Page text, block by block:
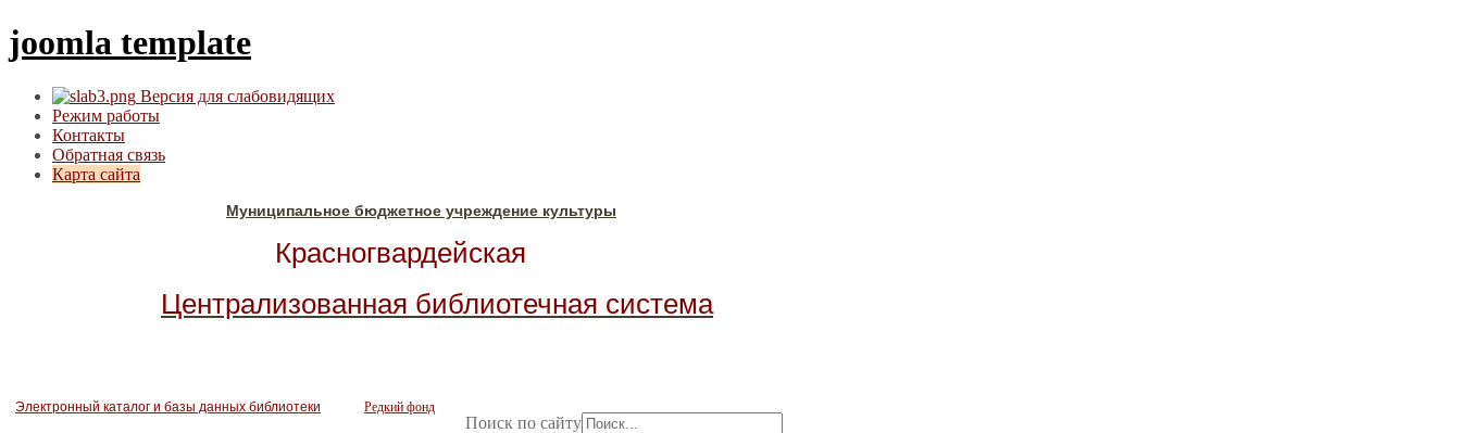
joomla template
Версия для слабовидящих
Режим работы
Контакты
Обратная связь
Карта сайта
Муниципальное бюджетное учреждение культуры
Красногвардейская
Централизованная библиотечная система
Электронный каталог и базы данных библиотеки Редкий фонд
Поиск по сайту